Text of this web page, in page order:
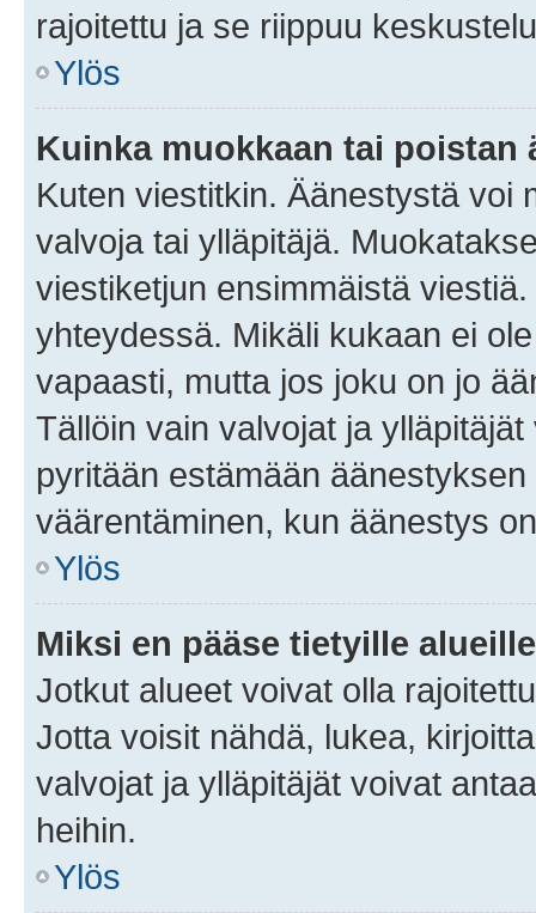
rajoitettu ja se riippuu
Ylös
Kuinka muokkaan tai poistan
Kuten viestitkin. Äänestystä voi
valvoja tai ylläpitäjä.
viestiketjun ensimmäistä
yhteydessä. Mikäli kukaan ei
vapaasti, mutta jos joku on jo
Tällöin vain valvojat ja
pyritään estämään
väärentäminen, kun äänestys
Ylös
Miksi en pääse tietyille
Jotkut alueet voivat olla
Jotta voisit nähdä, lukea,
valvojat ja ylläpitäjät voivat
heihin.
Ylös